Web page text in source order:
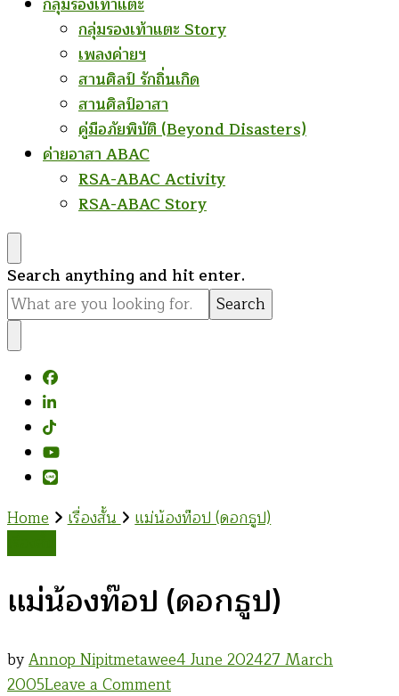
กลุ่มรองเท้าแตะ
กลุ่มรองเท้าแตะ Story
เพลงค่ายฯ
สานศิลป์ รักถิ่นเกิด
สานศิลป์อาสา
คู่มือภัยพิบัติ (Beyond Disasters)
ค่ายอาสา ABAC
RSA-ABAC Activity
RSA-ABAC Story
Looking
for
Something?
Search anything and hit enter.
Home เรื่องสั้น แม่น้องท๊อป (ดอกธูป)
แม่น้องท๊อป (ดอกธูป)
byAnnop Nipitmetawee4 June 202427 March
2005Leave a Commenton